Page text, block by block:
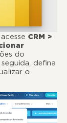
acesse CRM >
do
defina
o